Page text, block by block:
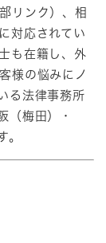
部リンク）、相
対応されてい
も在籍し、外
様の悩みにノ
る法律事務所
（梅田）・
。